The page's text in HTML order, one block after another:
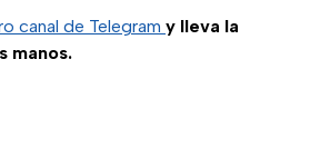
canal de Telegram y lleva la
manos.